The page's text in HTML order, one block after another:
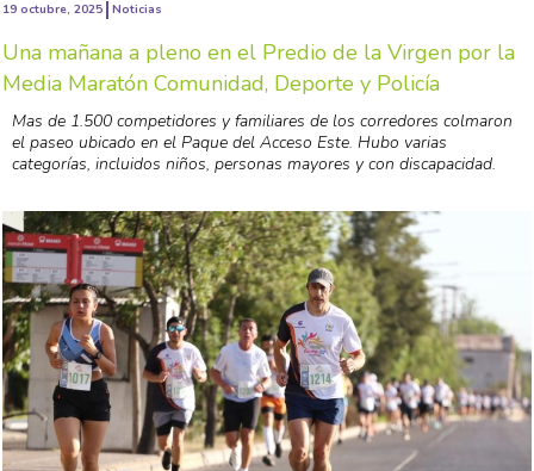
19 octubre, 2025 Noticias
Una mañana a pleno en el Predio de la Virgen por la
Media Maratón Comunidad, Deporte y Policía
Mas de 1.500 competidores y familiares de los corredores colmaron
el paseo ubicado en el Paque del Acceso Este. Hubo varias
categorías, incluidos niños, personas mayores y con discapacidad.